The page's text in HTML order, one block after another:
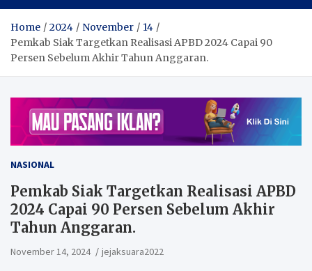
Home 2024 November
14
Pemkab Siak Targetkan Realisasi APBD 2024 Capai 90
Persen Sebelum Akhir Tahun Anggaran.
NASIONAL
Pemkab Siak Targetkan Realisasi APBD
2024 Capai 90 Persen Sebelum Akhir
Tahun Anggaran.
November 14, 2024 jejaksuara2022